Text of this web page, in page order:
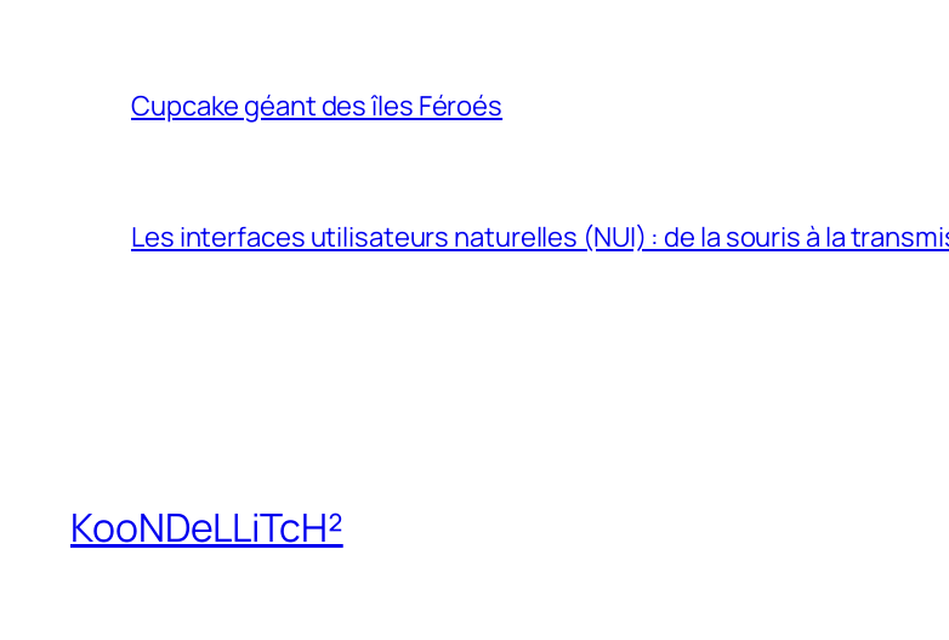
Cupcake géant des îles Féroés
Les interfaces utilisateurs naturelles (NUI) : de la souris à la
KooNDeLLiTcH²